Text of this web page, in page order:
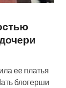
ее платья
блогерши